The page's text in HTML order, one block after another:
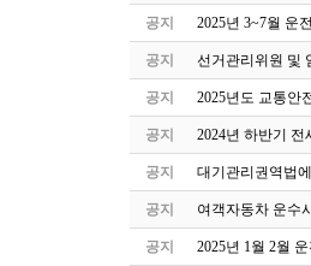
공지 2025년 3~7월 운
공지 선거관리위원 및
공지 2025년도 교통안
공지 2024년 하반기
공지 대기관리권역법
공지 여객자동차 운수
공지 2025년 1월 2월